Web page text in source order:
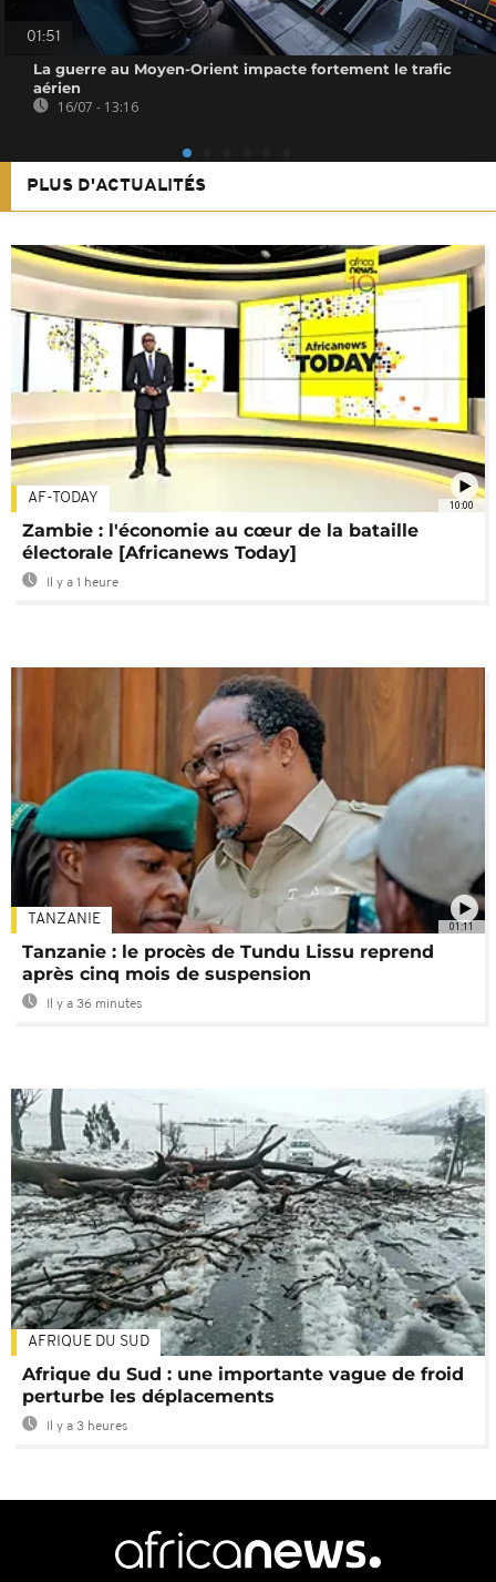
01:51
La guerre au Moyen-Orient impacte fortement le trafic
aérien
16/07 - 13:16
PLUS D'ACTUALITÉS
10:00
AF-TODAY
Zambie : l'économie au cœur de la bataille
électorale [Africanews Today]
Il y a 1 heure
01:11
TANZANIE
Tanzanie : le procès de Tundu Lissu reprend
après cinq mois de suspension
Il y a 36 minutes
AFRIQUE DU SUD
Afrique du Sud : une importante vague de froid
perturbe les déplacements
Il y a 3 heures